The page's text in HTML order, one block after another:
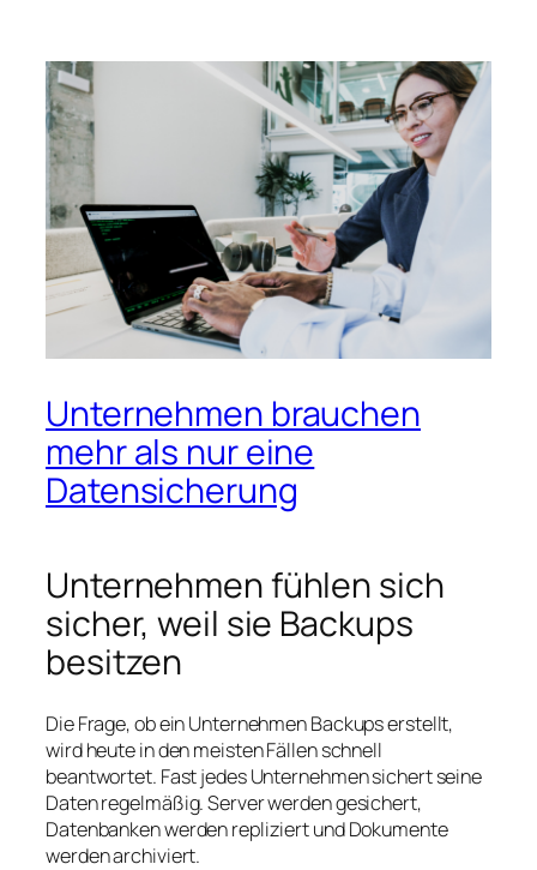
Unternehmen brauchen
mehr als nur eine
Datensicherung
Unternehmen fühlen sich
sicher, weil sie Backups
besitzen
Die Frage, ob ein Unternehmen Backups erstellt,
wird heute in den meisten Fällen schnell
beantwortet. Fast jedes Unternehmen sichert seine
Daten regelmäßig. Server werden gesichert,
Datenbanken werden repliziert und Dokumente
werden archiviert.